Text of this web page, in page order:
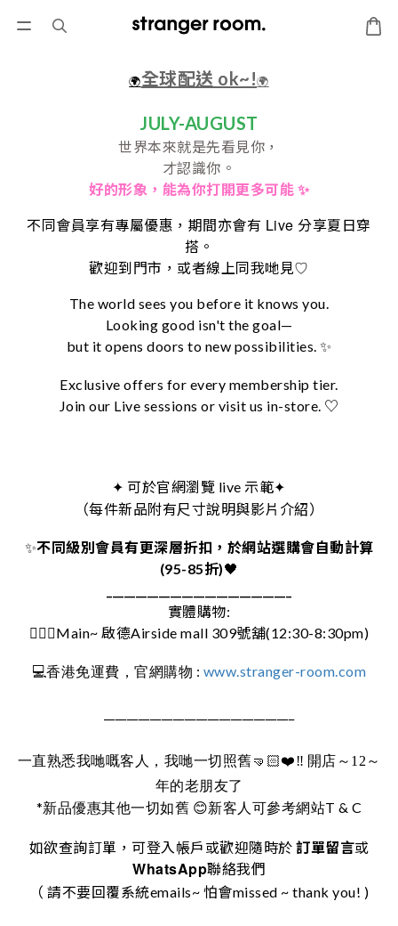
🌍全球配送 ok~!🌍
JULY-AUGUST
世界本來就是先看見你，
才認識你。
好的形象， 能為你打開更多可能 ✨
不同會員享有專屬優惠，期間亦會有 Live分享夏日穿
搭。
歡迎到門市，或者線上同我哋見♡
The world sees you before it knows you.
Looking good isn't the goal—
but it opens doors to new possibilities. ✨
Exclusive offers for every membership tier.
Join our Live sessions or visit us in-store. ♡
✦ 可於官網瀏覽 live 示範✦
（每件新品附有尺寸說明與影片介紹）
✨不同級別會員有更深層折扣，於網站選購會自動計算
(95-85折)🖤
實體購物:
🚶🏻‍♀️Main~ 啟德Airside mall 309號舖(12:30-8:30pm)
💻香港免運費，官網購物 : www.stranger-room.com
一直熟悉我哋嘅客人，我哋一切照舊🤜🏻❤️‼️ 開店～12～
年的老朋友了
*新品優惠其他一切如舊 😊新客人可參考網站T & C
如欲查詢訂單，可登入帳戶或歡迎隨時於 訂單留言或
WhatsApp聯絡我們
（ 請不要回覆系統emails~ 怕會missed ~ thank you! )